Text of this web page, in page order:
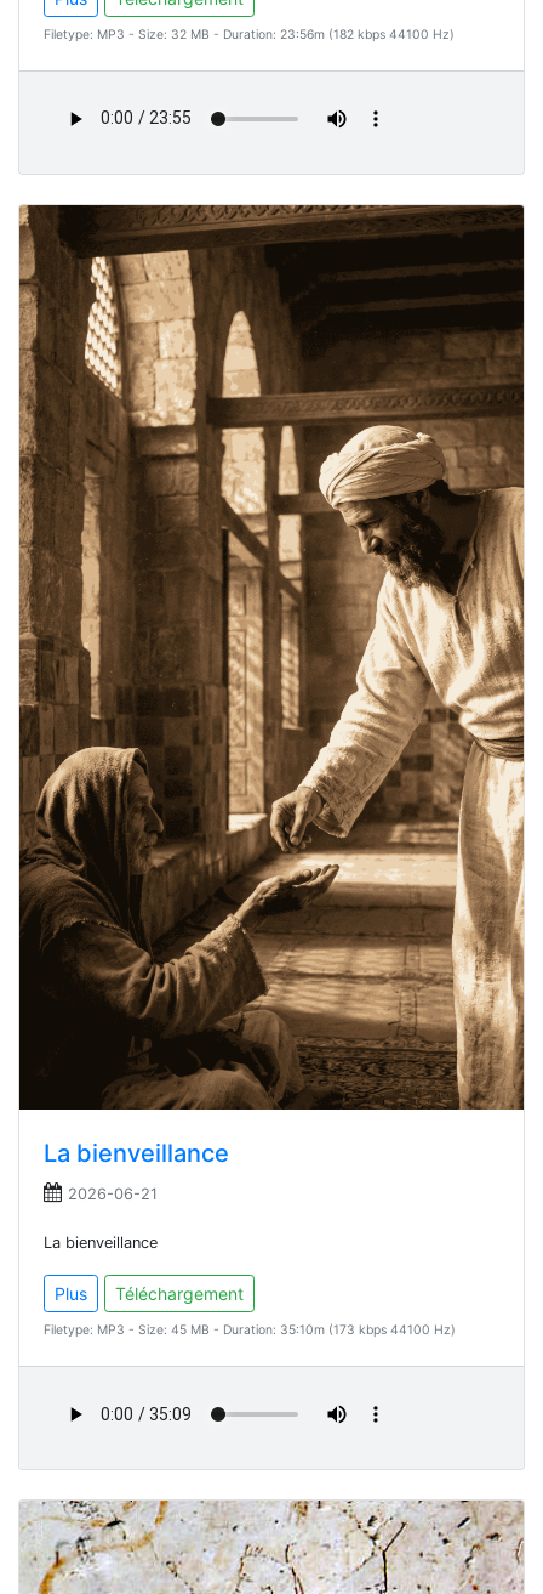
Filetype: MP3 - Size: 32 MB - Duration: 23:56m (182 kbps 44100 Hz)
La bienveillance
2026-06-21
La bienveillance
Plus Téléchargement
Filetype: MP3 - Size: 45 MB - Duration: 35:10m (173 kbps 44100 Hz)